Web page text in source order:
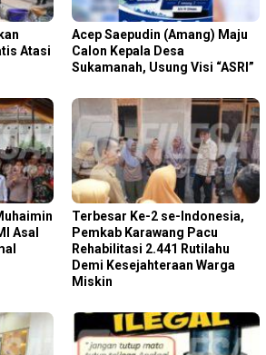
Atasi
Acep Saepudin (Amang) Maju
Calon Kepala Desa
Sukamanah, Usung Visi “ASRI”
Asal
Terbesar Ke-2 se-Indonesia,
Pemkab Karawang Pacu
Rehabilitasi 2.441 Rutilahu
Demi Kesejahteraan Warga
Miskin